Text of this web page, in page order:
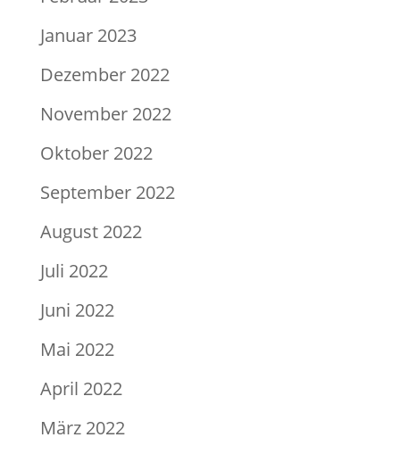
Januar 2023
Dezember 2022
November 2022
Oktober 2022
September 2022
August 2022
Juli 2022
Juni 2022
Mai 2022
April 2022
März 2022